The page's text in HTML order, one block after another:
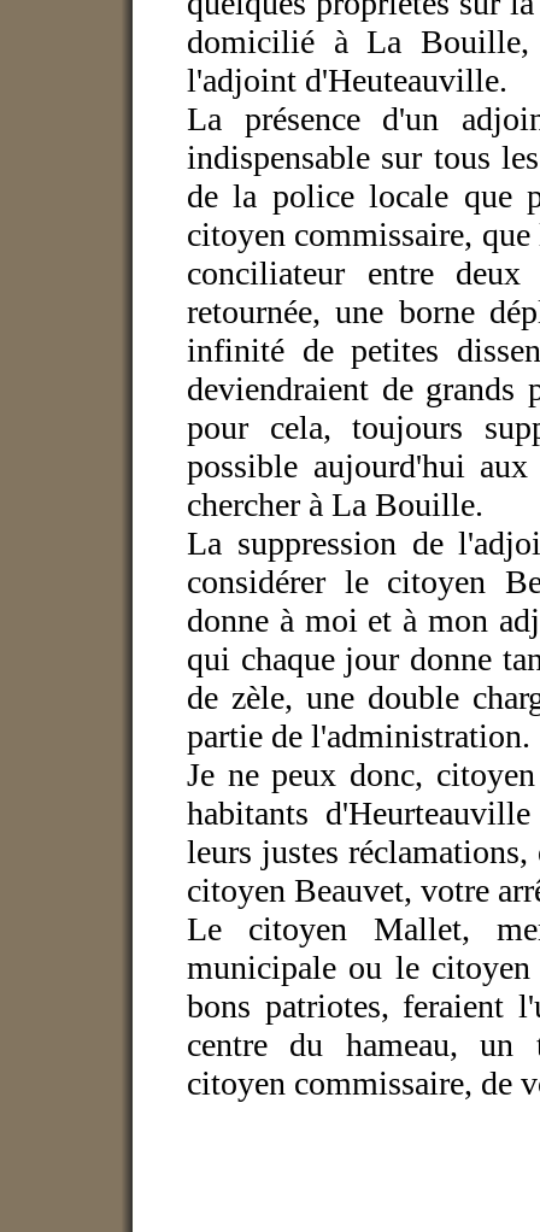
domicilié à La Bouille,
l'adjoint d'Heuteauville.
La présence d'un
indispensable sur tous
de la police locale que
citoyen commissaire,
conciliateur entre
retournée, une borne
infinité de petites
deviendraient de grands
pour cela, toujours
possible aujourd'hui
chercher à La Bouille.
La suppression de
considérer le citoyen
donne à moi et à mon
qui chaque jour donne
de zèle, une double
partie de l'administration.
Je ne peux donc,
habitants
leurs justes
citoyen Beauvet, votre
Le citoyen Mallet,
municipale ou le citoyen
bons patriotes, feraient
centre du hameau, un
citoyen commissaire, de